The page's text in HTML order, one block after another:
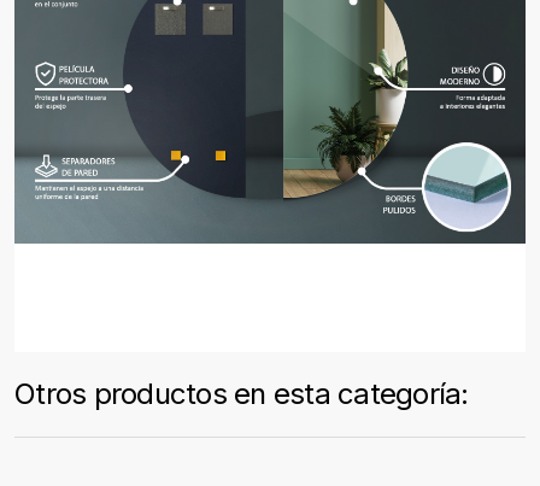
Otros productos en esta categoría: